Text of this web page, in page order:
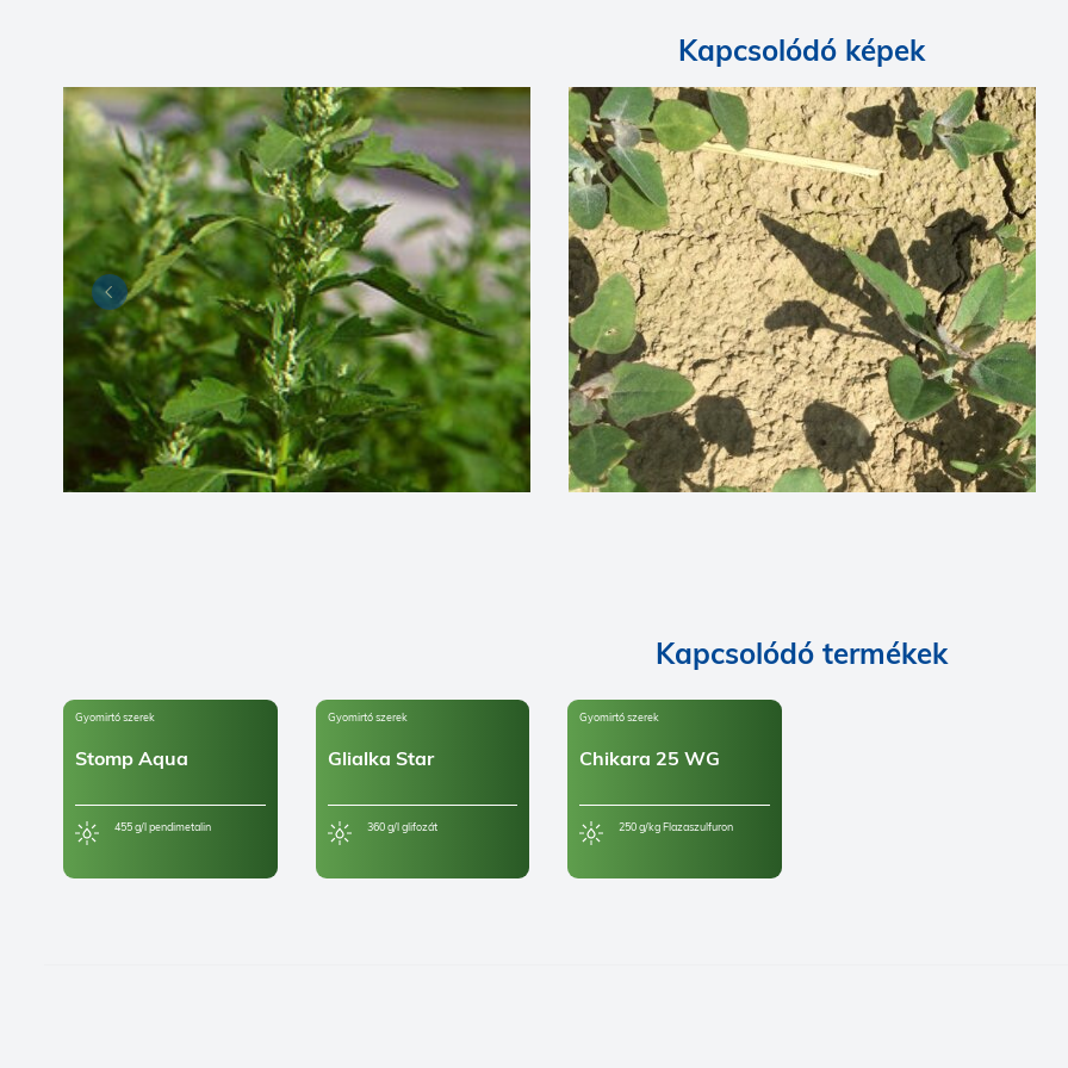
Kapcsolódó képek
Previous
Kapcsolódó termékek
Gyomirtó szerek
Stomp Aqua
455 g/l pendimetalin
Gyomirtó szerek
Glialka Star
360 g/l glifozát
Gyomirtó szerek
Chikara 25 WG
250 g/kg Flazaszulfuron